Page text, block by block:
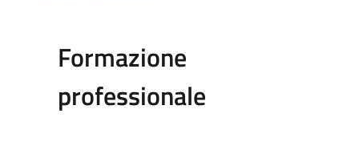
Formazione
professionale